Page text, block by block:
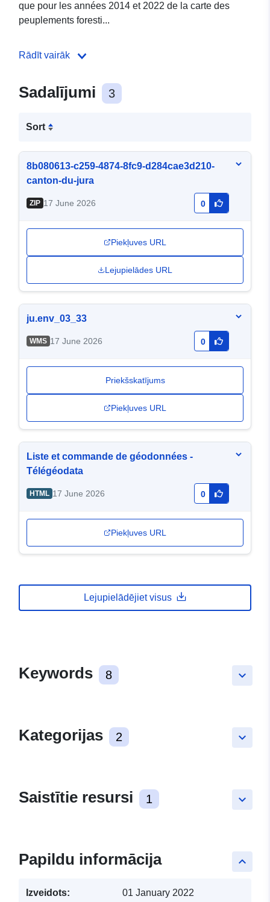
que pour les années 2014 et 2022 de la carte des
peuplements foresti...
Rādīt vairāk
Sadalījumi 3
Sort
8b080613-c259-4874-8fc9-d284cae3d210-
canton-du-jura
ZIP 17 June 2026 0
Piekļuves URL
Lejupielādes URL
ju.env_03_33
WMS 17 June 2026 0
Priekšskatījums
Piekļuves URL
Liste et commande de géodonnées -
Télégéodata
HTML 17 June 2026 0
Piekļuves URL
Lejupielādējiet visus
keyboard_arrow_down
Keywords 8
keyboard_arrow_down
Kategorijas 2
keyboard_arrow_down
Saistītie resursi 1
keyboard_arrow_up
Papildu informācija
Izveidots: 01 January 2022